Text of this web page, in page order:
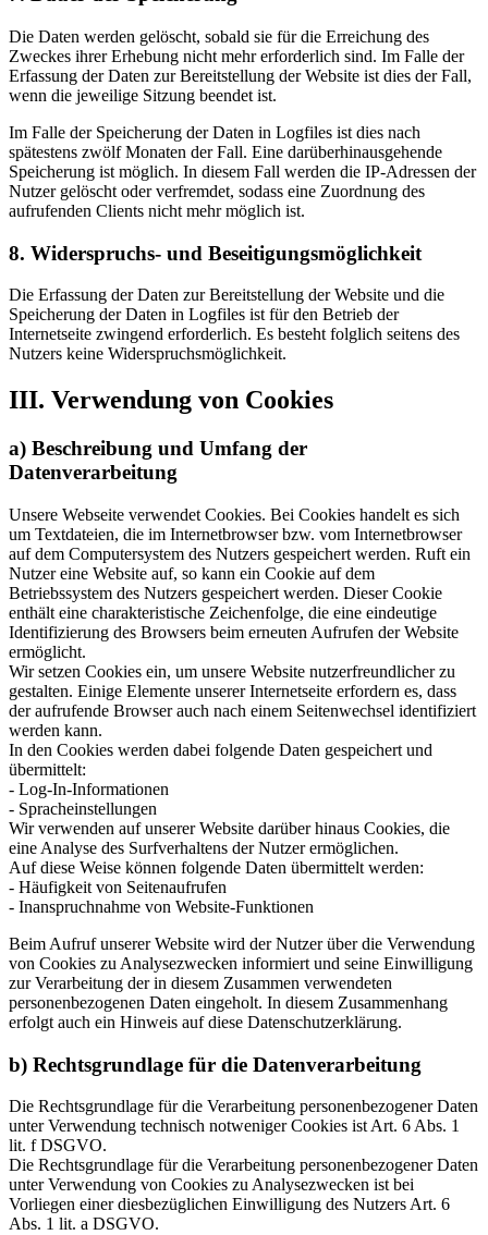
Die Daten werden gelöscht, sobald sie für die Erreichung des
Zweckes ihrer Erhebung nicht mehr erforderlich sind. Im Falle der
Erfassung der Daten zur Bereitstellung der Website ist dies der Fall,
wenn die jeweilige Sitzung beendet ist.
Im Falle der Speicherung der Daten in Logfiles ist dies nach
spätestens zwölf Monaten der Fall. Eine darüberhinausgehende
Speicherung ist möglich. In diesem Fall werden die IP-Adressen der
Nutzer gelöscht oder verfremdet, sodass eine Zuordnung des
aufrufenden Clients nicht mehr möglich ist.
8. Widerspruchs- und Beseitigungsmöglichkeit
Die Erfassung der Daten zur Bereitstellung der Website und die
Speicherung der Daten in Logfiles ist für den Betrieb der
Internetseite zwingend erforderlich. Es besteht folglich seitens des
Nutzers keine Widerspruchsmöglichkeit.
III. Verwendung von Cookies
a) Beschreibung und Umfang der
Datenverarbeitung
Unsere Webseite verwendet Cookies. Bei Cookies handelt es sich
um Textdateien, die im Internetbrowser bzw. vom Internetbrowser
auf dem Computersystem des Nutzers gespeichert werden. Ruft ein
Nutzer eine Website auf, so kann ein Cookie auf dem
Betriebssystem des Nutzers gespeichert werden. Dieser Cookie
enthält eine charakteristische Zeichenfolge, die eine eindeutige
Identifizierung des Browsers beim erneuten Aufrufen der Website
ermöglicht.
Wir setzen Cookies ein, um unsere Website nutzerfreundlicher zu
gestalten. Einige Elemente unserer Internetseite erfordern es, dass
der aufrufende Browser auch nach einem Seitenwechsel identifiziert
werden kann.
In den Cookies werden dabei folgende Daten gespeichert und
übermittelt:
- Log-In-Informationen
- Spracheinstellungen
Wir verwenden auf unserer Website darüber hinaus Cookies, die
eine Analyse des Surfverhaltens der Nutzer ermöglichen.
Auf diese Weise können folgende Daten übermittelt werden:
- Häufigkeit von Seitenaufrufen
- Inanspruchnahme von Website-Funktionen
Beim Aufruf unserer Website wird der Nutzer über die Verwendung
von Cookies zu Analysezwecken informiert und seine Einwilligung
zur Verarbeitung der in diesem Zusammen verwendeten
personenbezogenen Daten eingeholt. In diesem Zusammenhang
erfolgt auch ein Hinweis auf diese Datenschutzerklärung.
b) Rechtsgrundlage für die Datenverarbeitung
Die Rechtsgrundlage für die Verarbeitung personenbezogener Daten
unter Verwendung technisch notweniger Cookies ist Art. 6 Abs. 1
lit. f DSGVO.
Die Rechtsgrundlage für die Verarbeitung personenbezogener Daten
unter Verwendung von Cookies zu Analysezwecken ist bei
Vorliegen einer diesbezüglichen Einwilligung des Nutzers Art. 6
Abs. 1 lit. a DSGVO.